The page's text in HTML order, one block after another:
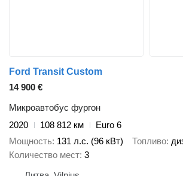
Ford Transit Custom
14 900 €
Микроавтобус фургон
2020
108 812 км
Euro 6
Мощность 131 л.с. (96 кВт) Топливо
Количество мест 3